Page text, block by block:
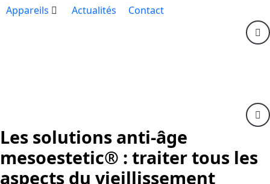
Appareils
Actualités Contact
Les solutions anti-âge
mesoestetic® : traiter tous les
aspects du vieillissement